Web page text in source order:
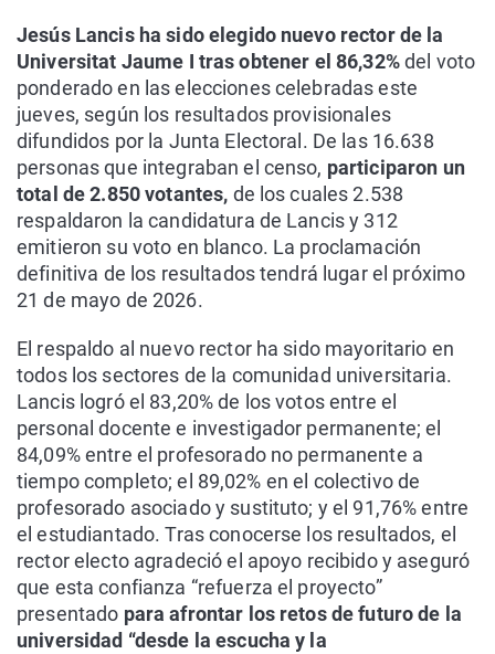
Jesús Lancis ha sido elegido nuevo rector de la
Universitat Jaume I tras obtener el 86,32%del voto
ponderado en las elecciones celebradas este
jueves, según los resultados provisionales
difundidos por la Junta Electoral. De las 16.638
personas que integraban el censo, participaron un
total de 2.850 votantes, de los cuales 2.538
respaldaron la candidatura de Lancis y 312
emitieron su voto en blanco. La proclamación
definitiva de los resultados tendrá lugar el próximo
21 de mayo de 2026.
El respaldo al nuevo rector ha sido mayoritario en
todos los sectores de la comunidad universitaria.
Lancis logró el 83,20% de los votos entre el
personal docente e investigador permanente; el
84,09% entre el profesorado no permanente a
tiempo completo; el 89,02% en el colectivo de
profesorado asociado y sustituto; y el 91,76% entre
el estudiantado. Tras conocerse los resultados, el
rector electo agradeció el apoyo recibido y aseguró
que esta confianza “refuerza el proyecto”
presentado para afrontar los retos de futuro de la
universidad “desde la escucha y la